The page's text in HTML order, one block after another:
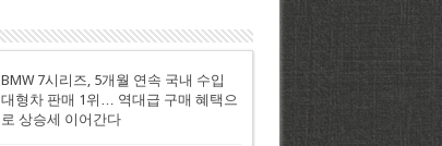
BMW 7시리즈, 5개월 연속 국내 수입
대형차 판매 1위… 역대급 구매 혜택으
로 상승세 이어간다